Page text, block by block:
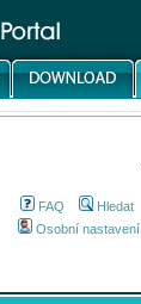
FAQ Hledat
Osobní nastavení